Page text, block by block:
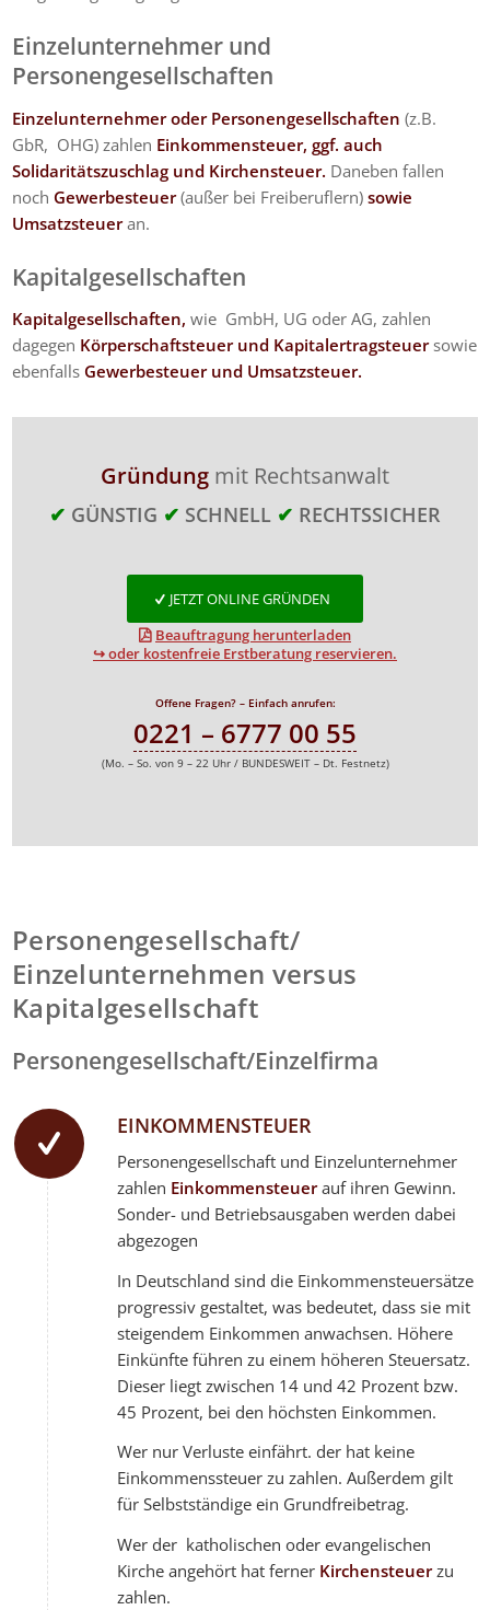
Einzelunternehmer und
Personengesellschaften
Einzelunternehmer oder Personengesellschaften(z.B.
GbR, OHG) zahlen Einkommensteuer, ggf. auch
Solidaritätszuschlag und Kirchensteuer. Daneben fallen
noch Gewerbesteuer(außer bei Freiberuflern) sowie
Umsatzsteueran.
Kapitalgesellschaften
Kapitalgesellschaften, wie GmbH, UG oder AG, zahlen
dagegen Körperschaftsteuer und Kapitalertragsteuersowie
ebenfalls Gewerbesteuer und Umsatzsteuer.
Gründung mit Rechtsanwalt
✔ GÜNSTIG ✔ SCHNELL ✔ RECHTSSICHER
JETZT ONLINE GRÜNDEN
Beauftragung herunterladen
↪ oder kostenfreie Erstberatung reservieren.
Offene Fragen? – Einfach anrufen:
0221 – 6777 00 55
(Mo. – So. von 9 – 22 Uhr / BUNDESWEIT – Dt. Festnetz)
Personengesellschaft/
Einzelunternehmen versus
Kapitalgesellschaft
Personengesellschaft/Einzelfirma
EINKOMMENSTEUER
Personengesellschaft und Einzelunternehmer
zahlen Einkommensteuerauf ihren Gewinn.
Sonder- und Betriebsausgaben werden dabei
abgezogen
In Deutschland sind die Einkommensteuersätze
progressiv gestaltet, was bedeutet, dass sie mit
steigendem Einkommen anwachsen. Höhere
Einkünfte führen zu einem höheren Steuersatz.
Dieser liegt zwischen 14 und 42 Prozent bzw.
45 Prozent, bei den höchsten Einkommen.
Wer nur Verluste einfährt. der hat keine
Einkommenssteuer zu zahlen. Außerdem gilt
für Selbstständige ein Grundfreibetrag.
Wer der katholischen oder evangelischen
Kirche angehört hat ferner Kirchensteuerzu
zahlen.